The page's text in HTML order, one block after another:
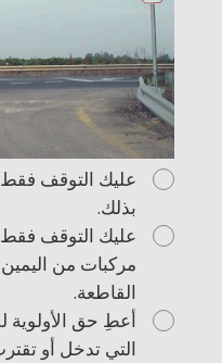
عليك التوقف
بذلك.
عليك التوقف فقط
مركبات من
القاطعة.
أعطِ حق الأولوية
التي تدخل أو